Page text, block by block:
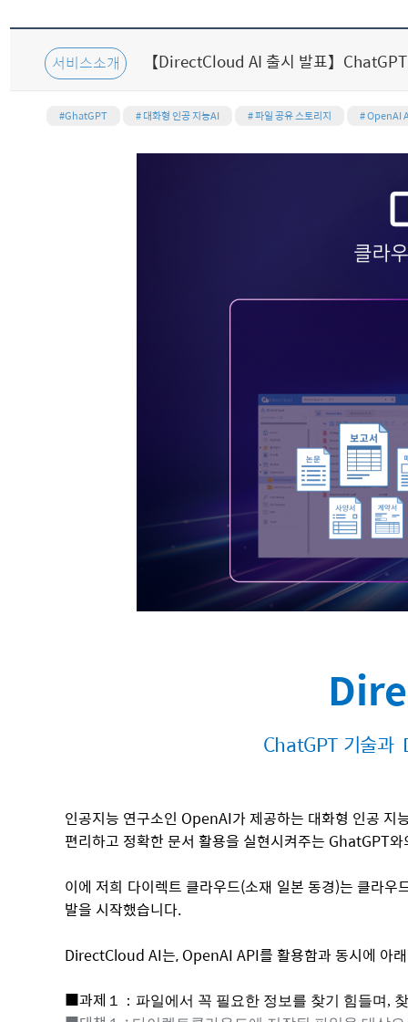
서비스소개 【DirectCloud AI 출시 발표】
#GhatGPT # 대화형 인공 지능AI # 파일 공유 스토리지 # OpenAI
ChatGPT 기술과
인공지능 연구소인 OpenAI가 제공하는 대화형 인공
편리하고 정확한 문서 활용을 실현시켜주는 GhatGPT
이에 저희 다이렉트 클라우드(소재 일본 동경)는 클라
발을 시작했습니다.
DirectCloud AI는, OpenAI API를 활용함과 동시에 아
■과제１： 파일에서 꼭 필요한 정보를 찾기 힘들며,